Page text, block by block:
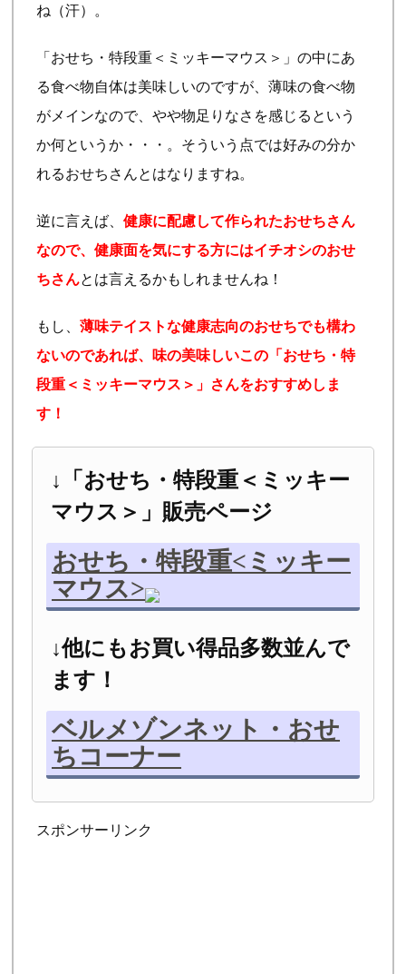
ね（汗）。
「おせち・特段重＜ミッキーマウス＞」の中にあ
る食べ物自体は美味しいのですが、薄味の食べ物
がメインなので、やや物足りなさを感じるという
か何というか・・・。そういう点では好みの分か
れるおせちさんとはなりますね。
逆に言えば、健康に配慮して作られたおせちさん
なので、健康面を気にする方にはイチオシのおせ
ちさんとは言えるかもしれませんね！
もし、薄味テイストな健康志向のおせちでも構わ
ないのであれば、味の美味しいこの「おせち・特
段重＜ミッキーマウス＞」さんをおすすめしま
す！
↓「おせち・特段重＜ミッキー
マウス＞」販売ページ
おせち・特段重<ミッキー
マウス>
↓他にもお買い得品多数並んで
ます！
ベルメゾンネット・おせ
ちコーナー
スポンサーリンク